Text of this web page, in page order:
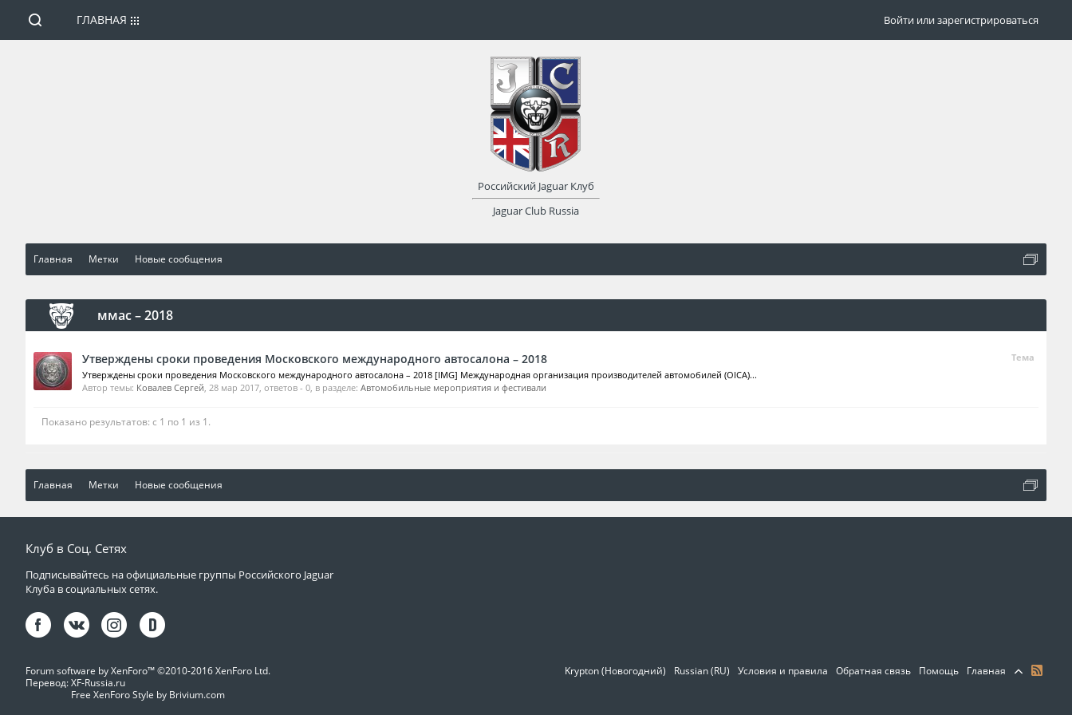
Главная Метки Новые сообщения
ммас – 2018
Тема
Утверждены сроки проведения Московского международного автосалона – 2018
Утверждены сроки проведения Московского международного автосалона – 2018 [IMG] Международная организация производителей автомобилей (OICA)...
Автор темы: Ковалев Сергей, 28 мар 2017, ответов - 0, в разделе: Автомобильные мероприятия и фестивали
Показано результатов: с 1 по 1 из 1.
Главная Метки Новые сообщения
ГЛАВНАЯ
Российский Jaguar Клуб
Jaguar Club Russia
Войти или зарегистрироваться
Клуб в Соц. Сетях
Подписывайтесь на официальные группы Российского Jaguar
Клуба в социальных сетях.
Forum software by XenForo™©2010-2016 XenForo Ltd.
Перевод:XF-Russia.ru
Free XenForo Style by Brivium.com
Krypton (Новогодний) Russian (RU) Условия и правила Обратная связь Помощь Главная